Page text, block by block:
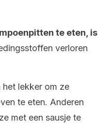
te eten, is
verloren
het lekker om ze
te eten. Anderen
met een sausje te